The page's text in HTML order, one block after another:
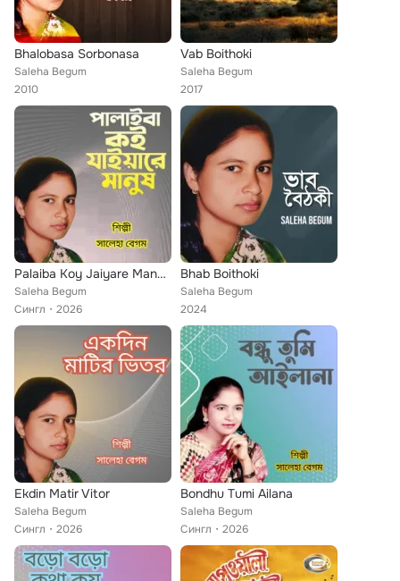
Bhalobasa Sorbonasa
Saleha Begum
2010
Vab Boithoki
Saleha Begum
2017
Palaiba Koy Jaiyare Manush
Saleha Begum
Сингл
2026
Bhab Boithoki
Saleha Begum
2024
Ekdin Matir Vitor
Saleha Begum
Сингл
2026
Bondhu Tumi Ailana
Saleha Begum
Сингл
2026